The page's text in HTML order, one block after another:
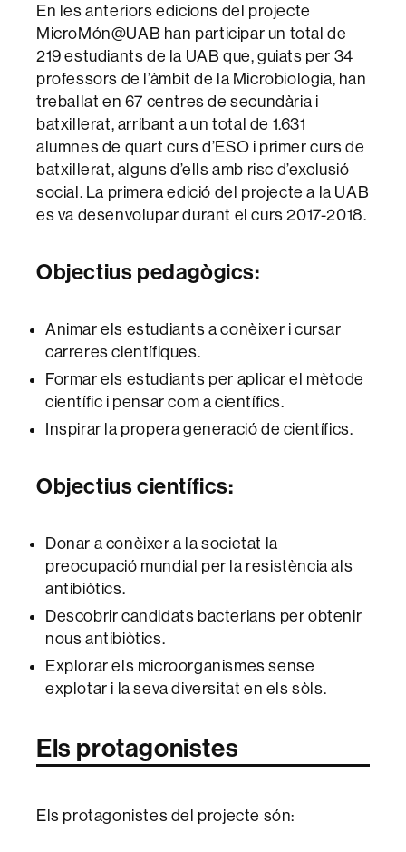
En les anteriors edicions del projecte
MicroMón@UAB han participar un total de
219 estudiants de la UAB que, guiats per 34
professors de l’àmbit de la Microbiologia, han
treballat en 67 centres de secundària i
batxillerat, arribant a un total de 1.631
alumnes de quart curs d’ESO i primer curs de
batxillerat, alguns d’ells amb risc d’exclusió
social. La primera edició del projecte a la UAB
es va desenvolupar durant el curs 2017-2018.
Objectius pedagògics:
Animar els estudiants a conèixer i cursar
carreres científiques.
Formar els estudiants per aplicar el mètode
científic i pensar com a científics.
Inspirar la propera generació de científics.
Objectius científics:
Donar a conèixer a la societat la
preocupació mundial per la resistència als
antibiòtics.
Descobrir candidats bacterians per obtenir
nous antibiòtics.
Explorar els microorganismes sense
explotar i la seva diversitat en els sòls.
Els protagonistes
Els protagonistes del projecte són: